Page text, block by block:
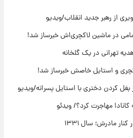
محل پناهگاه‌ رهبر شهید روی آنتن زنده
تلویزیون/ویدیو
اسفندیاری بعد از طلاق و در دیدار با گروه
۲۲ ساعت پیش
جنجالی درباره اینفانتینو؛ اتهام پرداخت
از رهبر جدید انقلاب/ویدیو
در ماشین لاکچری‌اش خبرساز شد!
تهرانی در یک گلخانه
و استایل خاصش خبرساز شد!
کردن دختری با استایل پسرانه/ویدیو
مهاجرت کرد؟/ ویدئو
مادرش؛ سال ۱۳۳۱